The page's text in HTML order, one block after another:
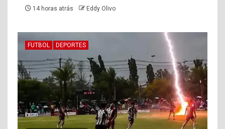
14 horas atrás Eddy Olivo
FUTBOL DEPORTES